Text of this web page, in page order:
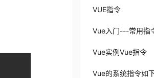
VUE指令
Vue入门---常用指
Vue实例Vue指令
Vue的系统指令如